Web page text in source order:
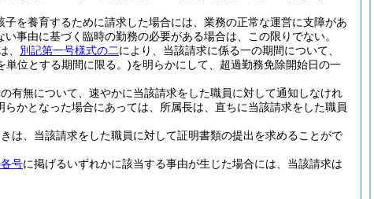
を養育するために請求した場合には、業務の正常な運営に支障があ
事由に基づく臨時の勤務の必要がある場合は、この限りでない。
、 別記第一号様式の二により、当該請求に係る一の期間について、
単位とする期間に限る。)を明らかにして、超過勤務免除開始日の一
有無について、速やかに当該請求をした職員に対して通知しなけれ
かとなった場合にあっては、所属長は、直ちに当該請求をした職員
は、当該請求をした職員に対して証明書類の提出を求めることがで
号に掲げるいずれかに該当する事由が生じた場合には、当該請求は